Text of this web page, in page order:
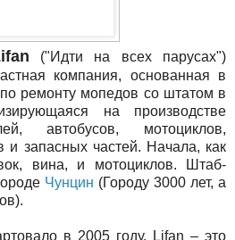
("Идти на всех парусах")
компания, основанная в
ремонту мопедов со штатом в
на производстве
автобусов, мотоциклов,
и запасных частей. Начала, как
вина, и мотоциклов. Штаб-
Чунцин (Городу 3000 лет, а
в 2005 году. Lifan – это